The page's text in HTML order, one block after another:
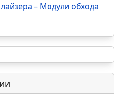
– Модули обхода